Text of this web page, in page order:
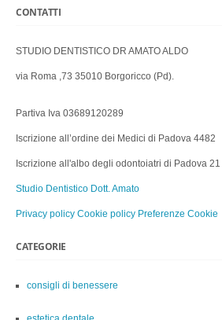
CONTATTI
STUDIO DENTISTICO DR AMATO ALDO
via Roma ,73 35010 Borgoricco (Pd).
Partiva Iva 03689120289
Iscrizione all’ordine dei Medici di Padova 4482
Iscrizione all'albo degli odontoiatri di Padova 21
Studio Dentistico Dott. Amato
Privacy policy Cookie policy Preferenze Cookie
CATEGORIE
consigli di benessere